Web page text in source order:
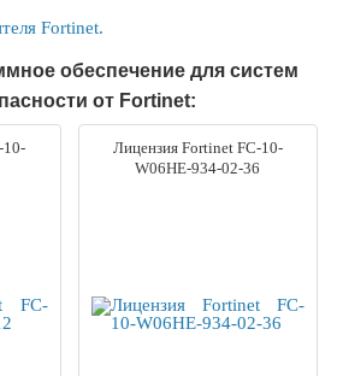
Fortinet.
обеспечение для систем
от Fortinet:
10-
Лицензия Fortinet FC-10-
W06HE-934-02-36